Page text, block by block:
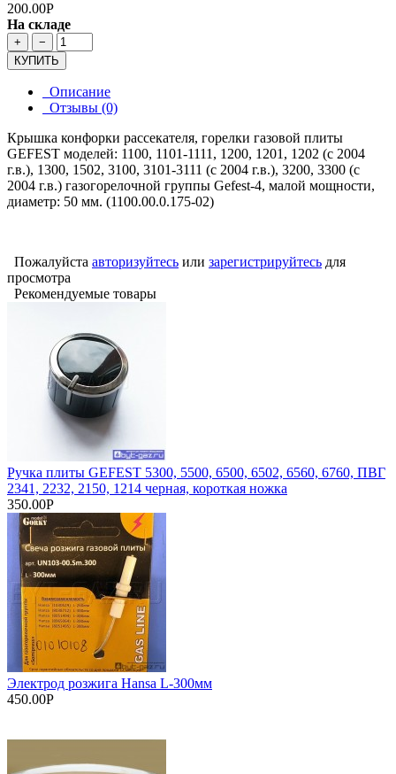
200.00Р
На складе
+
−
КУПИТЬ
Описание
Отзывы (0)
Крышка конфорки рассекателя, горелки газовой плиты
GEFEST моделей: 1100, 1101-1111, 1200, 1201, 1202 (с 2004
г.в.), 1300, 1502, 3100, 3101-3111 (с 2004 г.в.), 3200, 3300 (с
2004 г.в.) газогорелочной группы Gefest-4, малой мощности,
диаметр: 50 мм. (1100.00.0.175-02)
Пожалуйста авторизуйтесь или зарегистрируйтесь для
просмотра
Рекомендуемые товары
Ручка плиты GEFEST 5300, 5500, 6500, 6502, 6560, 6760, ПВГ
2341, 2232, 2150, 1214 черная, короткая ножка
350.00Р
Электрод розжига Hansa L-300мм
450.00Р